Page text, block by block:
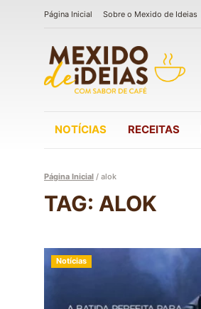
Página Inicial Sobre o Mexido de Ideias
NOTÍCIAS RECEITAS
Página Inicial / alok
TAG: ALOK
Notícias